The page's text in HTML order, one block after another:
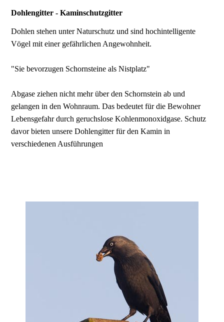
Dohlengitter - Kaminschutzgitter
Dohlen stehen unter Naturschutz und sind hochintelligente
Vögel mit einer gefährlichen Angewohnheit.
"Sie bevorzugen Schornsteine als Nistplatz"
Abgase ziehen nicht mehr über den Schornstein ab und
gelangen in den Wohnraum. Das bedeutet für die Bewohner
Lebensgefahr durch geruchslose Kohlenmonoxidgase. Schutz
davor bieten unsere Dohlengitter für den Kamin in
verschiedenen Ausführungen